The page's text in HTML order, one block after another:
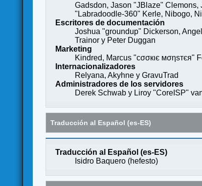
Gadsdon, Jason "JBlaze" Clemons,
"Labradoodle-360" Kerle, Nibogo,
Escritores de documentación
Joshua "groundup" Dickerson,
Trainor y Peter Duggan
Marketing
Kindred, Marcus "cσσкιє мσηѕтєя"
Internacionalizadores
Relyana, Akyhne y GravuTrad
Administradores de los servidores
Derek Schwab y Liroy "CoreISP"
Traducción al Español (es-ES)
Traducción al Español (es-ES)
Isidro Baquero (hefesto)